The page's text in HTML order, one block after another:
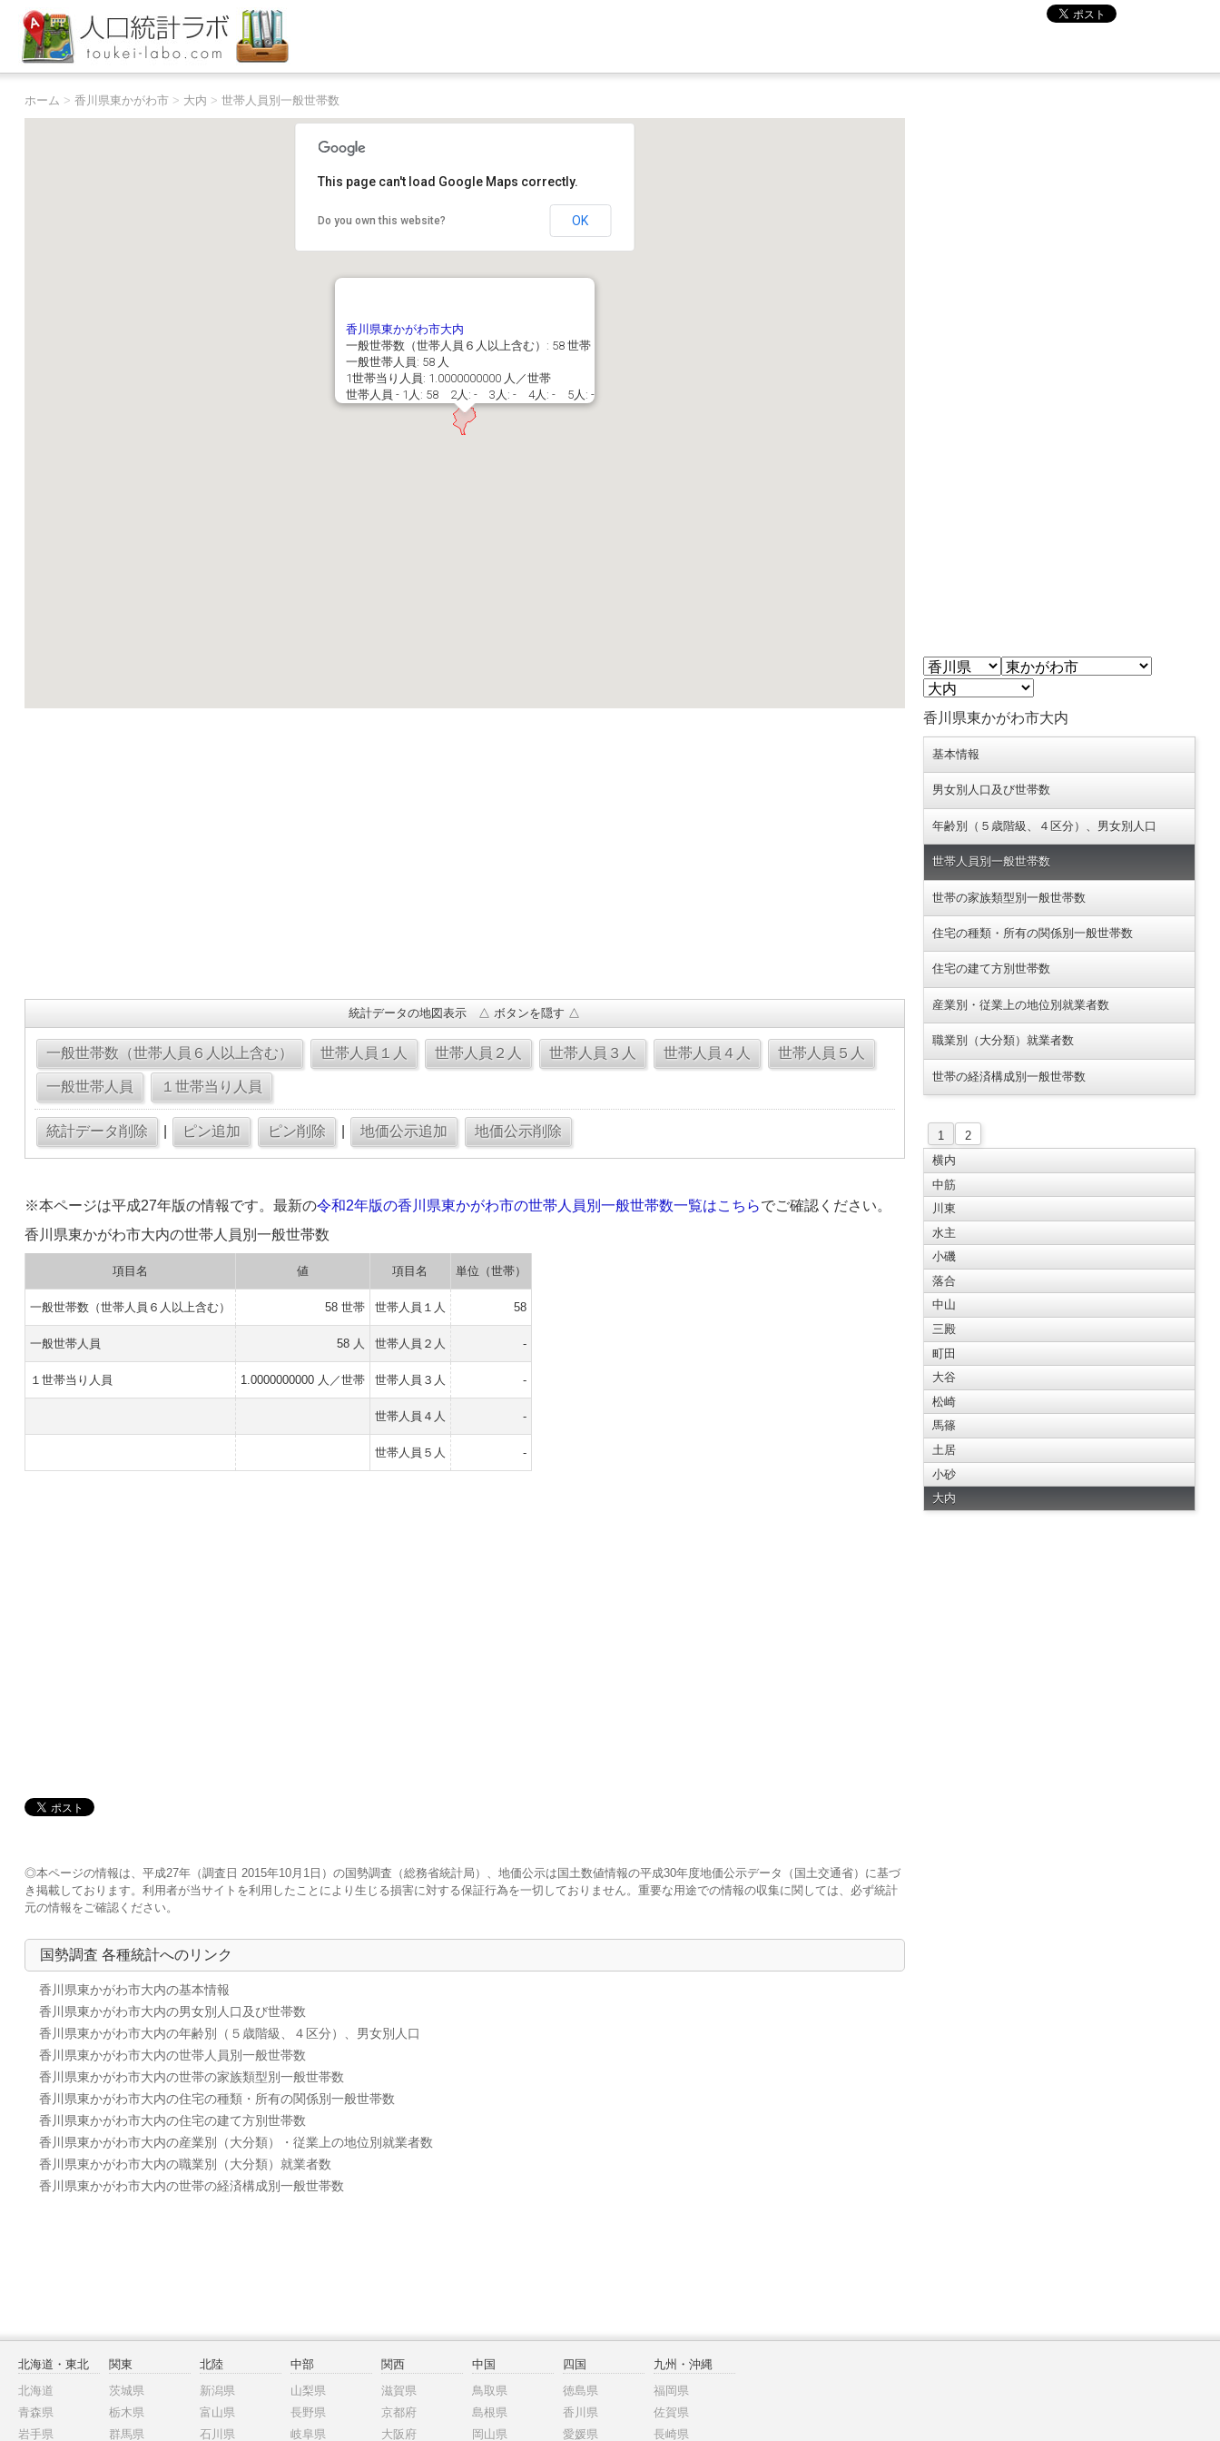
ホーム > 香川県東かがわ市> 大内 > 世帯人員別一般世帯数
香川県東かがわ市大内
一般世帯数（世帯人員６人以上含む）: 58 世帯
一般世帯人員: 58 人
1世帯当り人員: 1.0000000000 人／世帯
世帯人員 - 1人: 58 2人: - 3人: - 4人: - 5人: -
This page can't load Google Maps correctly.
Do you own this website? OK
統計データの地図表示 △ ボタンを隠す △
※本ページは平成27年版の情報です。最新の令和2年版の香川県東かがわ市の世帯人員別一般世帯数一覧はこちらでご確認ください。
香川県東かがわ市大内の世帯人員別一般世帯数
項目名 値 項目名 単位（世帯）
一般世帯数（世帯人員６人以上含む） 58 世帯 世帯人員１人 58
一般世帯人員 58 人 世帯人員２人 -
１世帯当り人員 1.0000000000 人／世帯 世帯人員３人 -
世帯人員４人 -
世帯人員５人 -
◎本ページの情報は、平成27年（調査日 2015年10月1日）の国勢調査（総務省統計局）、地価公示は国土数値情報の平成30年度地価公示データ（国土交通省）に基づ
き掲載しております。利用者が当サイトを利用したことにより生じる損害に対する保証行為を一切しておりません。重要な用途での情報の収集に関しては、必ず統計
元の情報をご確認ください。
国勢調査 各種統計へのリンク
香川県東かがわ市大内の基本情報
香川県東かがわ市大内の男女別人口及び世帯数
香川県東かがわ市大内の年齢別（５歳階級、４区分）、男女別人口
香川県東かがわ市大内の世帯人員別一般世帯数
香川県東かがわ市大内の世帯の家族類型別一般世帯数
香川県東かがわ市大内の住宅の種類・所有の関係別一般世帯数
香川県東かがわ市大内の住宅の建て方別世帯数
香川県東かがわ市大内の産業別（大分類）・従業上の地位別就業者数
香川県東かがわ市大内の職業別（大分類）就業者数
香川県東かがわ市大内の世帯の経済構成別一般世帯数
香川県東かがわ市大内
基本情報
男女別人口及び世帯数
年齢別（５歳階級、４区分）、男女別人口
世帯人員別一般世帯数
世帯の家族類型別一般世帯数
住宅の種類・所有の関係別一般世帯数
住宅の建て方別世帯数
産業別・従業上の地位別就業者数
職業別（大分類）就業者数
世帯の経済構成別一般世帯数
1
2
横内
中筋
川東
水主
小磯
落合
中山
三殿
町田
大谷
松崎
馬篠
土居
小砂
大内
北海道・東北
北海道
青森県
岩手県
関東
茨城県
栃木県
群馬県
北陸
新潟県
富山県
石川県
中部
山梨県
長野県
岐阜県
関西
滋賀県
京都府
大阪府
中国
鳥取県
島根県
岡山県
四国
徳島県
香川県
愛媛県
九州・沖縄
福岡県
佐賀県
長崎県